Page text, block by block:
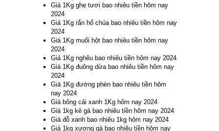
Giá 1Kg ghẹ tươi bao nhiêu tiền hôm nay
2024
Giá 1Kg rắn hổ chúa bao nhiêu tiền hôm nay
2024
Giá 1Kg muối hột bao nhiêu tiền hôm nay
2024
Giá 1Kg nghêu bao nhiêu tiền hôm nay 2024
Giá 1Kg đuông dừa bao nhiêu tiền hôm nay
2024
Giá 1Kg đường phèn bao nhiêu tiền hôm
nay 2024
Giá bông cải xanh 1Kg hôm nay 2024
Giá 1kg kê gà bao nhiêu tiền hôm nay 2024
Giá đỗ xanh bao nhiêu 1kg hôm nay 2024
Giá 1kg xương gà bao nhiêu tiền hôm nay